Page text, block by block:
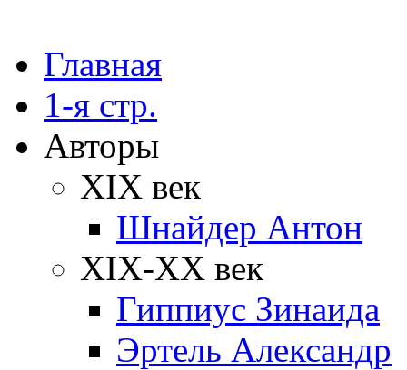
Главная
1-я стр.
Авторы
XIX век
Шнайдер Антон
XIX-XX век
Гиппиус Зинаида
Эртель Александр